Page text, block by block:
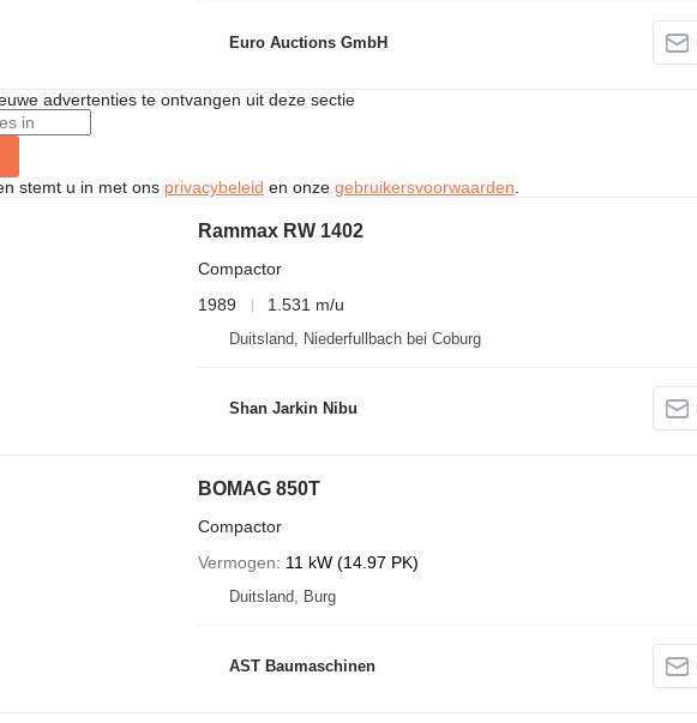
Euro Auctions GmbH
advertenties te ontvangen uit deze sectie
stemt u in met ons privacybeleid en onze gebruikersvoorwaarden
Rammax RW 1402
Compactor
1989
1.531 m/u
Duitsland, Niederfullbach bei Coburg
Shan Jarkin Nibu
BOMAG 850T
Compactor
Vermogen
11 kW (14.97 PK)
Duitsland, Burg
AST Baumaschinen